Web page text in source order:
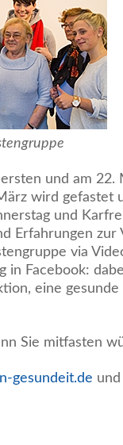
und am
wird gefastet
und
Erfahrungen zur
via
in Facebook:
eine gesunde
Sie mitfasten
gesundeit.de